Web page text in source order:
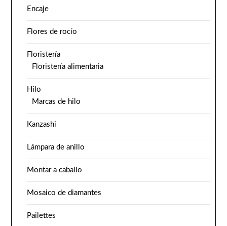
Encaje
Flores de rocío
Floristería
Floristería alimentaria
Hilo
Marcas de hilo
Kanzashi
Lámpara de anillo
Montar a caballo
Mosaico de diamantes
Pailettes